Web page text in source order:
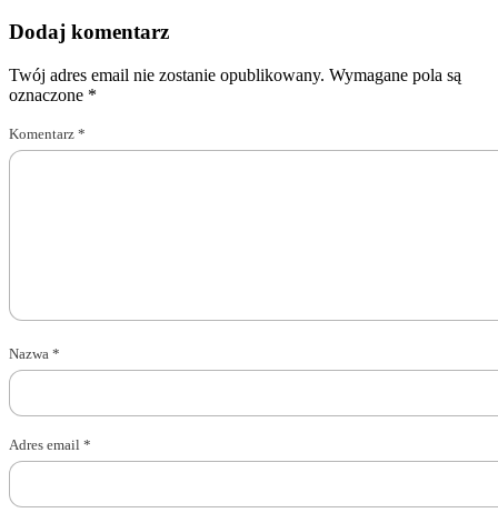
Dodaj komentarz
Twój adres email nie zostanie opublikowany. Wymagane pola są
oznaczone *
Komentarz *
Nazwa *
Adres email *